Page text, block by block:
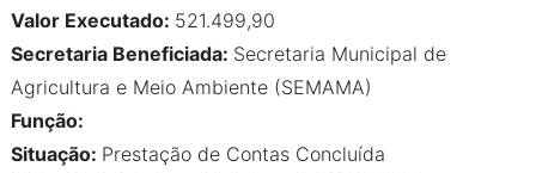
Valor Executado: 521.499,90
Secretaria Beneficiada: Secretaria Municipal de
Agricultura e Meio Ambiente (SEMAMA)
Função:
Situação: Prestação de Contas Concluída